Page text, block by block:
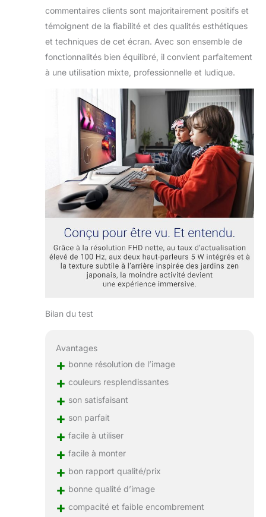
commentaires clients sont majoritairement positifs et
témoignent de la fiabilité et des qualités esthétiques
et techniques de cet écran. Avec son ensemble de
fonctionnalités bien équilibré, il convient parfaitement
à une utilisation mixte, professionnelle et ludique.
Bilan du test
Avantages
+ bonne résolution de l’image
+ couleurs resplendissantes
+ son satisfaisant
+ son parfait
+ facile à utiliser
+ facile à monter
+ bon rapport qualité/prix
+ bonne qualité d’image
+ compacité et faible encombrement